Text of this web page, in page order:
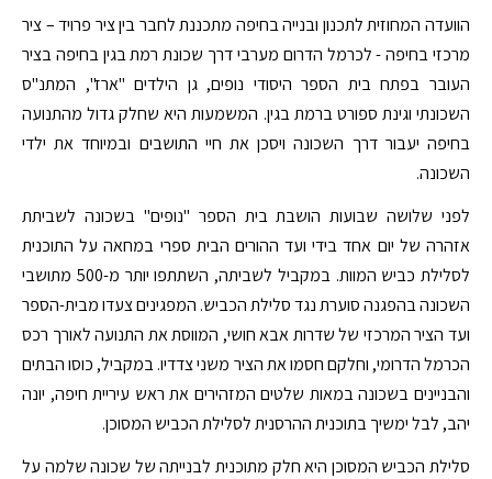
הוועדה המחוזית לתכנון ובנייה בחיפה מתכננת לחבר בין ציר פרויד – ציר
מרכזי בחיפה - לכרמל הדרום מערבי דרך שכונת רמת בגין בחיפה בציר
העובר בפתח בית הספר היסודי נופים, גן הילדים "ארז", המתנ"ס
השכונתי וגינת ספורט ברמת בגין. המשמעות היא שחלק גדול מהתנועה
בחיפה יעבור דרך השכונה ויסכן את חיי התושבים ובמיוחד את ילדי
השכונה.
לפני שלושה שבועות הושבת בית הספר "נופים" בשכונה לשביתת
אזהרה של יום אחד בידי ועד ההורים הבית ספרי במחאה על התוכנית
לסלילת כביש המוות. במקביל לשביתה, השתתפו יותר מ-500 מתושבי
השכונה בהפגנה סוערת נגד סלילת הכביש. המפגינים צעדו מבית-הספר
ועד הציר המרכזי של שדרות אבא חושי, המווסת את התנועה לאורך רכס
הכרמל הדרומי, וחלקם חסמו את הציר משני צדדיו. במקביל, כוסו הבתים
והבניינים בשכונה במאות שלטים המזהירים את ראש עיריית חיפה, יונה
יהב, לבל ימשיך בתוכנית ההרסנית לסלילת הכביש המסוכן.
סלילת הכביש המסוכן היא חלק מתוכנית לבנייתה של שכונה שלמה על